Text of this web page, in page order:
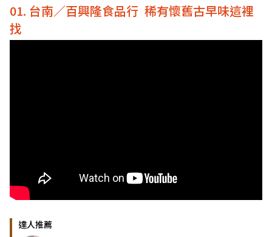
01. 台南／百興隆食品行 稀有懷舊古早味這裡
找
達人推薦